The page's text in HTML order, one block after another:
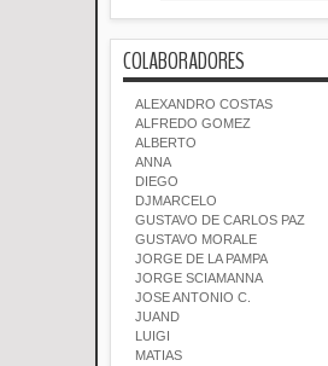
COLABORADORES
ALEXANDRO COSTAS
ALFREDO GOMEZ
ALBERTO
ANNA
DIEGO
DJMARCELO
GUSTAVO DE CARLOS PAZ
GUSTAVO MORALE
JORGE DE LA PAMPA
JORGE SCIAMANNA
JOSE ANTONIO C.
JUAND
LUIGI
MATIAS